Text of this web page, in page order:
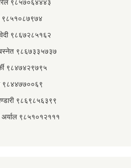
९८५७०६४४४३
९८५१०८७९७४
९८६७२८५१६२
बस्नेत​ ९८६७३३५७३७
९८४७४२९७९५
९८४४७७००६९
९८६९८५६३९९
अर्याल ९८५१०१२१११